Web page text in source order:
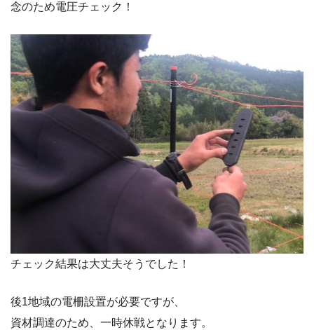
念のため電圧チェック！
チェック結果は大丈夫そうでした！
後1地域の電柵設置が必要ですが、
資材調達のため、一時休戦となります。